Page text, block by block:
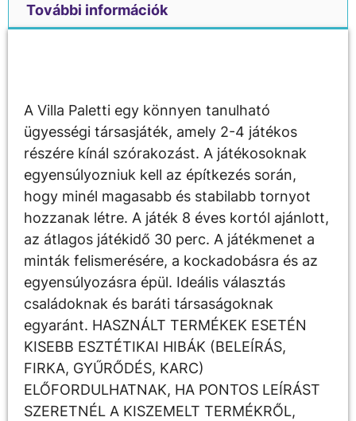
További információk
A Villa Paletti egy könnyen tanulható
ügyességi társasjáték, amely 2-4 játékos
részére kínál szórakozást. A játékosoknak
egyensúlyozniuk kell az építkezés során,
hogy minél magasabb és stabilabb tornyot
hozzanak létre. A játék 8 éves kortól ajánlott,
az átlagos játékidő 30 perc. A játékmenet a
minták felismerésére, a kockadobásra és az
egyensúlyozásra épül. Ideális választás
családoknak és baráti társaságoknak
egyaránt. HASZNÁLT TERMÉKEK ESETÉN
KISEBB ESZTÉTIKAI HIBÁK (BELEÍRÁS,
FIRKA, GYŰRŐDÉS, KARC)
ELŐFORDULHATNAK, HA PONTOS LEÍRÁST
SZERETNÉL A KISZEMELT TERMÉKRŐL,